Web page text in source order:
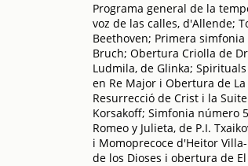
Programa general de la
voz de las calles, d'Allende;
Beethoven; Primera
Bruch; Obertura Criolla de
Ludmila, de Glinka;
en Re Major i Obertura de
Resurrecció de Crist i la
Korsakoff; Simfonia número
Romeo y Julieta, de P.I.
i Momoprecoce d'Heitor
de los Dioses i obertura de